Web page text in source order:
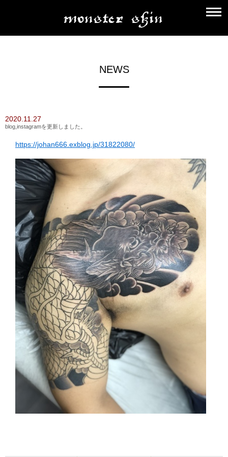
NEWS
2020.11.27
blog,instagramを更新しました。
https://johan666.exblog.jp/31822080/